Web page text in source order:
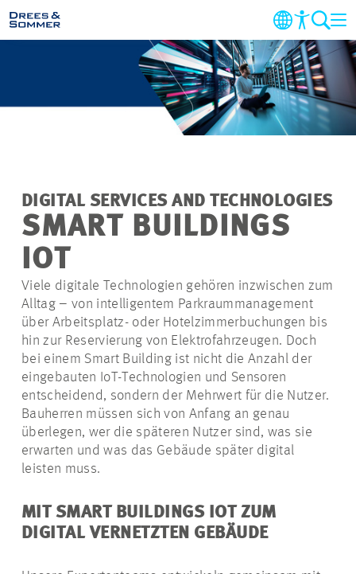
MARKETS
SERVICES
IM FOKUS
PROJEKTE
KONTAKT
DIGITAL SERVICES AND TECHNOLOGIES
SMART BUILDINGS
IOT
Viele digitale Technologien gehören inzwischen zum
Alltag – von intelligentem Parkraummanagement
über Arbeitsplatz- oder Hotelzimmerbuchungen bis
hin zur Reservierung von Elektrofahrzeugen. Doch
bei einem Smart Building ist nicht die Anzahl der
eingebauten IoT-Technologien und Sensoren
entscheidend, sondern der Mehrwert für die Nutzer.
Bauherren müssen sich von Anfang an genau
überlegen, wer die späteren Nutzer sind, was sie
erwarten und was das Gebäude später digital
leisten muss.
MIT SMART BUILDINGS IOT ZUM
DIGITAL VERNETZTEN GEBÄUDE